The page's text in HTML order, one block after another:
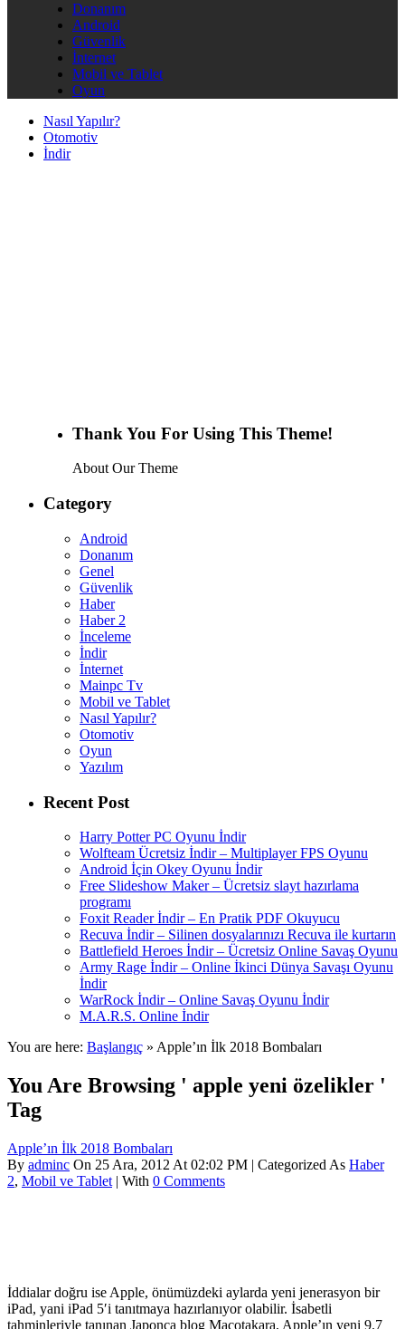
Donanım
Android
Güvenlik
İnternet
Mobil ve Tablet
Oyun
Nasıl Yapılır?
Otomotiv
İndir
Thank You For Using This Theme!
About Our Theme
Category
Android
Donanım
Genel
Güvenlik
Haber
Haber 2
İnceleme
İndir
İnternet
Mainpc Tv
Mobil ve Tablet
Nasıl Yapılır?
Otomotiv
Oyun
Yazılım
Recent Post
Harry Potter PC Oyunu İndir
Wolfteam Ücretsiz İndir – Multiplayer FPS Oyunu
Android İçin Okey Oyunu İndir
Free Slideshow Maker – Ücretsiz slayt hazırlama
programı
Foxit Reader İndir – En Pratik PDF Okuyucu
Recuva İndir – Silinen dosyalarınızı Recuva ile kurtarın
Battlefield Heroes İndir – Ücretsiz Online Savaş Oyunu
Army Rage İndir – Online İkinci Dünya Savaşı Oyunu
İndir
WarRock İndir – Online Savaş Oyunu İndir
M.A.R.S. Online İndir
You are here: Başlangıç » Apple’ın İlk 2018 Bombaları
You Are Browsing ' apple yeni özelikler '
Tag
Apple’ın İlk 2018 Bombaları
By adminc On 25 Ara, 2012 At 02:02 PM | Categorized As Haber
2, Mobil ve Tablet | With 0 Comments
İddialar doğru ise Apple, önümüzdeki aylarda yeni jenerasyon bir
iPad, yani iPad 5′i tanıtmaya hazırlanıyor olabilir. İsabetli
tahminleriyle tanınan Japonca blog Macotakara, Apple’ın yeni 9.7